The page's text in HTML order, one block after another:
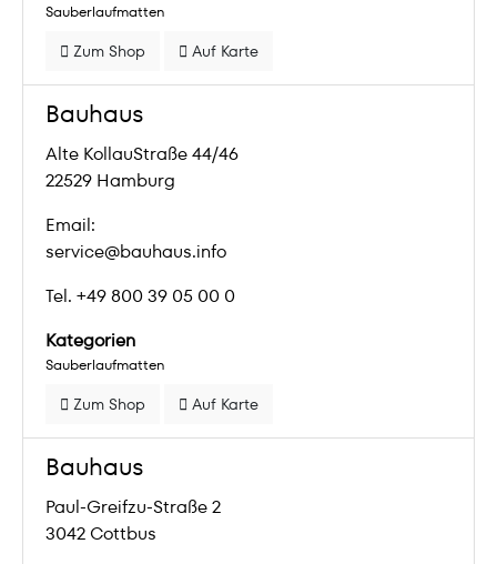
Sauberlaufmatten
Zum Shop Auf Karte
Bauhaus
Alte KollauStraße 44/46
22529 Hamburg
Email:
service@bauhaus.info
Tel. +49 800 39 05 00 0
Kategorien
Sauberlaufmatten
Zum Shop Auf Karte
Bauhaus
Paul-Greifzu-Straße 2
3042 Cottbus